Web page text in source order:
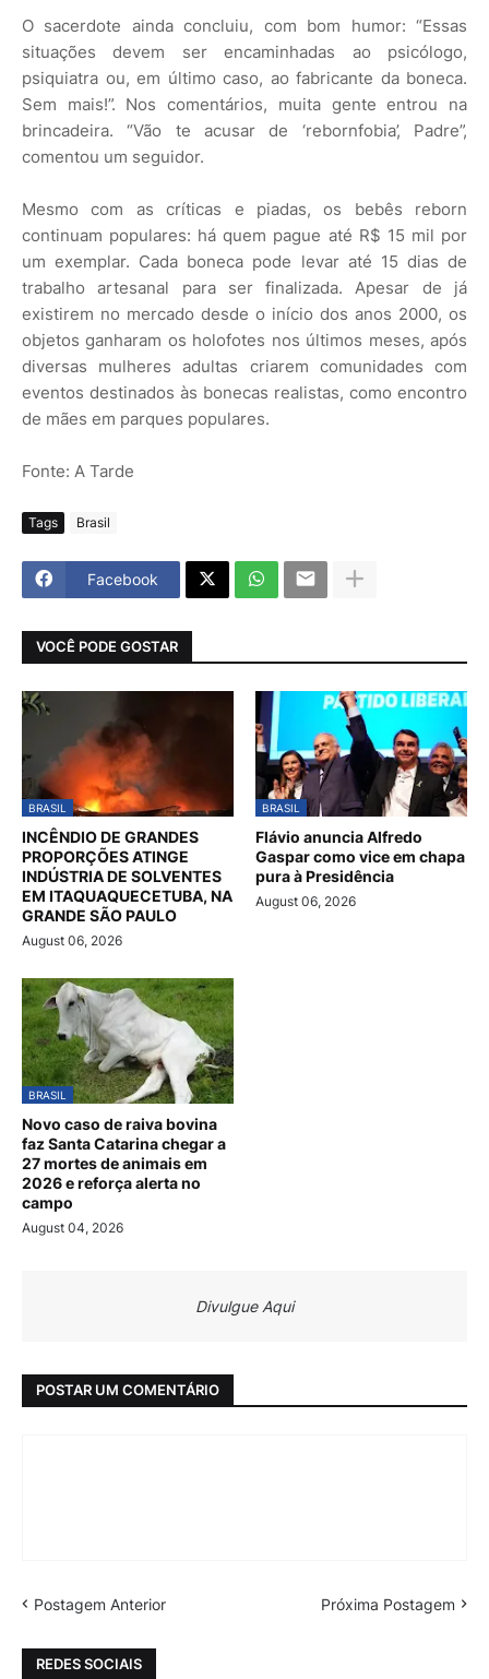
O sacerdote ainda concluiu, com bom humor: “Essas
situações devem ser encaminhadas ao psicólogo,
psiquiatra ou, em último caso, ao fabricante da boneca.
Sem mais!”. Nos comentários, muita gente entrou na
brincadeira. “Vão te acusar de ‘rebornfobia’, Padre”,
comentou um seguidor.
Mesmo com as críticas e piadas, os bebês reborn
continuam populares: há quem pague até R$ 15 mil por
um exemplar. Cada boneca pode levar até 15 dias de
trabalho artesanal para ser finalizada. Apesar de já
existirem no mercado desde o início dos anos 2000, os
objetos ganharam os holofotes nos últimos meses, após
diversas mulheres adultas criarem comunidades com
eventos destinados às bonecas realistas, como encontro
de mães em parques populares.
Fonte: A Tarde
Tags Brasil
Facebook
VOCÊ PODE GOSTAR
BRASIL
INCÊNDIO DE GRANDES
PROPORÇÕES ATINGE
INDÚSTRIA DE SOLVENTES
EM ITAQUAQUECETUBA, NA
GRANDE SÃO PAULO
August 06, 2026
BRASIL
Flávio anuncia Alfredo
Gaspar como vice em chapa
pura à Presidência
August 06, 2026
BRASIL
Novo caso de raiva bovina
faz Santa Catarina chegar a
27 mortes de animais em
2026 e reforça alerta no
campo
August 04, 2026
Divulgue Aqui
POSTAR UM COMENTÁRIO
Postagem Anterior Próxima Postagem
REDES SOCIAIS